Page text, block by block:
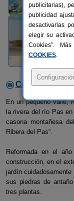
Contactar con
En un pequeño valle,
la rivera del río Pas
casona montañesa
Ribera del Pas“.
Reformada en el
construcción, en el
jardín
sus piedras de
tres plantas.
publicitarias),
publicidad
desactivarlas
elegir su
Cookies”.
COOKIES.